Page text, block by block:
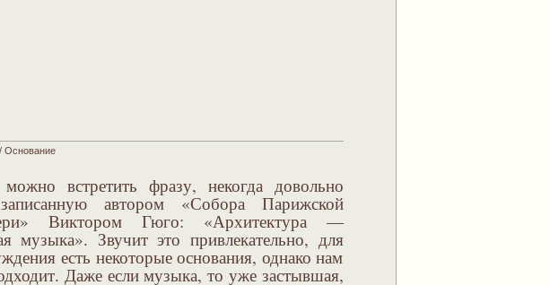
Основание
встретить фразу, некогда довольно
автором «Собора Парижской
Виктором Гюго: «Архитектура —
музыка». Звучит это привлекательно, для
есть некоторые основания, однако нам
Даже если музыка, то уже застывшая,